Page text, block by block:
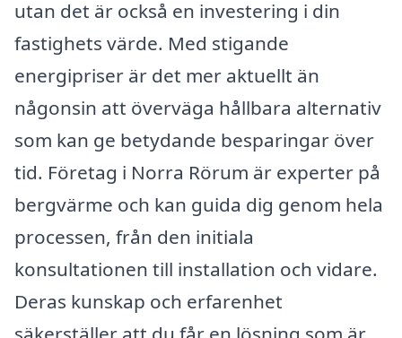
utan det är också en investering i din
fastighets värde. Med stigande
energipriser är det mer aktuellt än
någonsin att överväga hållbara alternativ
som kan ge betydande besparingar över
tid. Företag i Norra Rörum är experter på
bergvärme och kan guida dig genom hela
processen, från den initiala
konsultationen till installation och vidare.
Deras kunskap och erfarenhet